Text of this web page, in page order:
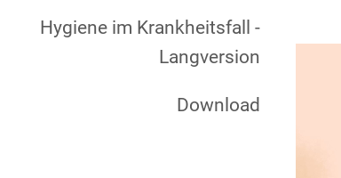
Hygiene im Krankheitsfall -
Langversion
Download